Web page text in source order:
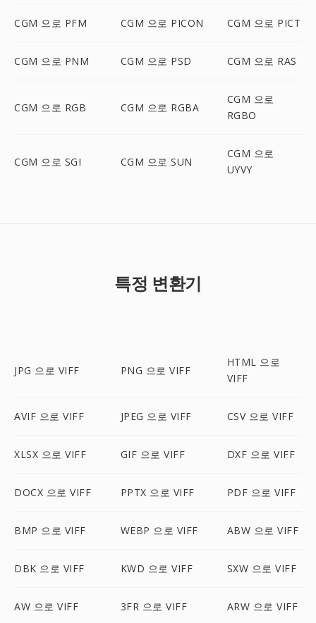
CGM 으로 PFM CGM 으로 PICON CGM 으로 PICT
CGM 으로 PNM CGM 으로 PSD CGM 으로 RAS
CGM 으로 RGB CGM 으로 RGBA
CGM 으로
RGBO
CGM 으로 SGI CGM 으로 SUN
CGM 으로
UYVY
특정 변환기
JPG 으로 VIFF PNG 으로 VIFF
HTML 으로
VIFF
AVIF 으로 VIFF JPEG 으로 VIFF CSV 으로 VIFF
XLSX 으로 VIFF GIF 으로 VIFF DXF 으로 VIFF
DOCX 으로 VIFF PPTX 으로 VIFF PDF 으로 VIFF
BMP 으로 VIFF WEBP 으로 VIFF ABW 으로 VIFF
DBK 으로 VIFF KWD 으로 VIFF SXW 으로 VIFF
AW 으로 VIFF 3FR 으로 VIFF ARW 으로 VIFF